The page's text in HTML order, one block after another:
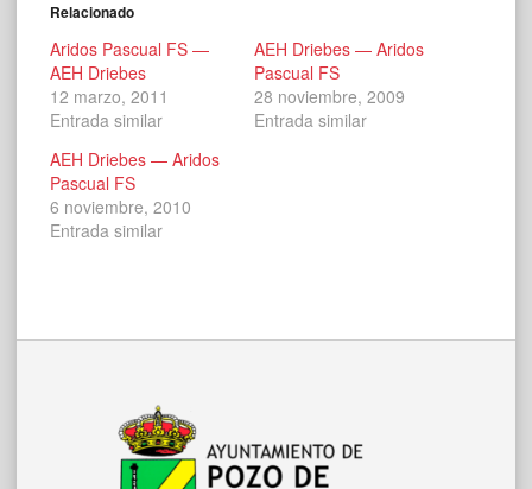
Relacionado
Aridos Pascual FS —
AEH Driebes
12 marzo, 2011
Entrada similar
AEH Driebes — Aridos
Pascual FS
28 noviembre, 2009
Entrada similar
AEH Driebes — Aridos
Pascual FS
6 noviembre, 2010
Entrada similar